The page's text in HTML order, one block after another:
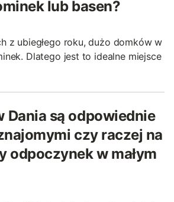
lub basen?
z ubiegłego roku, dużo domków w
Dlatego jest to idealne miejsce
Dania są odpowiednie
czy raczej na
odpoczynek w małym